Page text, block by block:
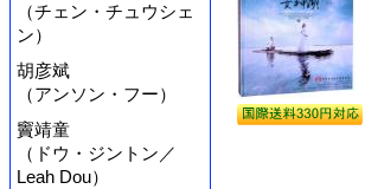
（チェン・チュウシェ
ン）
胡彦斌
（アンソン・フー）
竇靖童
（ドウ・ジントン／
Leah Dou）